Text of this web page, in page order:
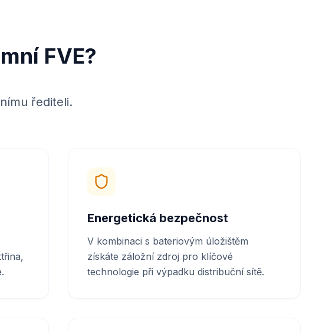
FVE?
řediteli.
Energetická bezpečnost
V kombinaci s bateriovým úložištěm
získáte záložní zdroj pro klíčové
technologie při výpadku distribuční sítě.